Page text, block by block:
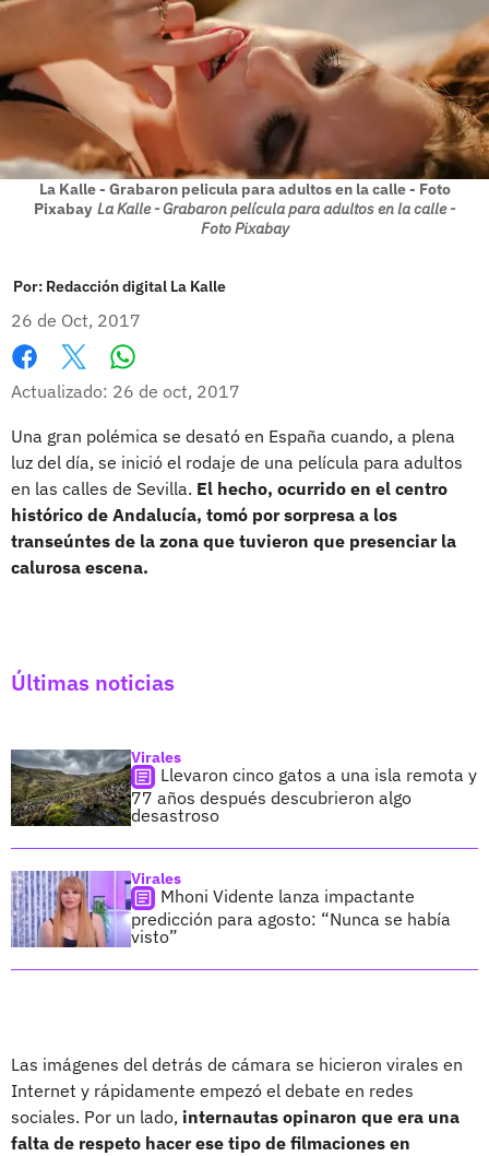
La Kalle - Grabaron pelicula para adultos en la calle - Foto
Pixabay La Kalle - Grabaron película para adultos en la calle -
Foto Pixabay
Por: Redacción digital La Kalle
26 de Oct, 2017
Facebook
X
Actualizado: 26 de oct, 2017
Una gran polémica se desató en España cuando, a plena
luz del día, se inició el rodaje de una película para adultos
en las calles de Sevilla. El hecho, ocurrido en el centro
histórico de Andalucía, tomó por sorpresa a los
transeúntes de la zona que tuvieron que presenciar la
calurosa escena.
Últimas noticias
Virales
Llevaron cinco gatos a una isla remota y
77 años después descubrieron algo
desastroso
Virales
Mhoni Vidente lanza impactante
predicción para agosto: “Nunca se había
visto”
Las imágenes del detrás de cámara se hicieron virales en
Internet y rápidamente empezó el debate en redes
sociales. Por un lado, internautas opinaron que era una
falta de respeto hacer ese tipo de filmaciones en